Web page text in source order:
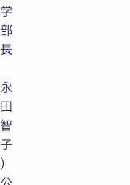
学
部
長
永
田
智
子
）